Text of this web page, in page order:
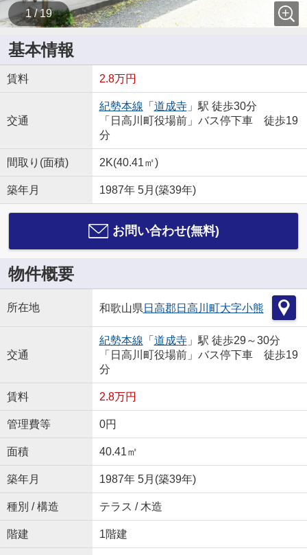
1 / 19
基本情報
賃料 2.8万円
交通
紀勢本線 「 道成寺」駅 徒歩30分
「日高川町役場前」バス停下車 徒歩19
分
間取り(面積) 2K(40.41㎡)
築年月 1987年 5月(築39年)
お問い合わせ(無料)
物件概要
所在地 和歌山県 日高郡日高川町大字小熊
交通
紀勢本線 「 道成寺」駅 徒歩29～30分
「日高川町役場前」バス停下車 徒歩19
分
賃料 2.8万円
管理費等 0円
面積 40.41㎡
築年月 1987年 5月(築39年)
種別 / 構造 テラス / 木造
階建 1階建